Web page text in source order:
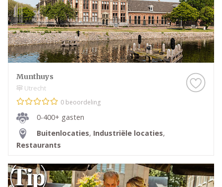
Munthuys
Utrecht
0 beoordeling
0-400+ gasten
Buitenlocaties, Industriële locaties,
Restaurants